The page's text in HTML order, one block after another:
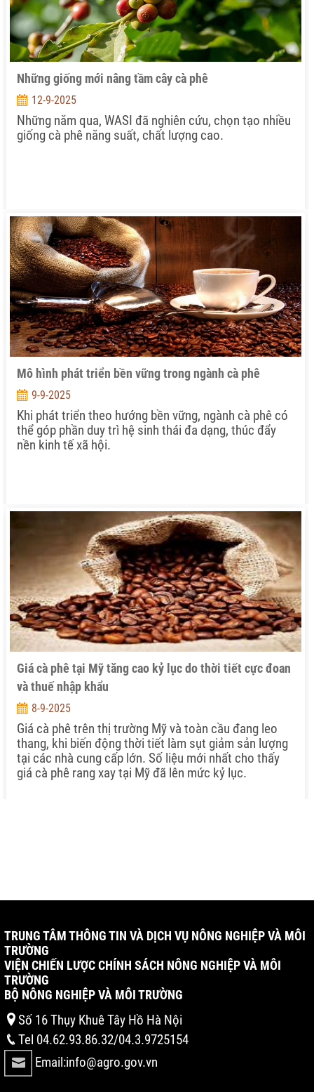
Những giống mới nâng tầm cây cà phê
12-9-2025
Những năm qua, WASI đã nghiên cứu, chọn tạo nhiều
giống cà phê năng suất, chất lượng cao.
Mô hình phát triển bền vững trong ngành cà phê
9-9-2025
Khi phát triển theo hướng bền vững, ngành cà phê có
thể góp phần duy trì hệ sinh thái đa dạng, thúc đẩy
nền kinh tế xã hội.
Giá cà phê tại Mỹ tăng cao kỷ lục do thời tiết cực đoan
và thuế nhập khẩu
8-9-2025
Giá cà phê trên thị trường Mỹ và toàn cầu đang leo
thang, khi biến động thời tiết làm sụt giảm sản lượng
tại các nhà cung cấp lớn. Số liệu mới nhất cho thấy
giá cà phê rang xay tại Mỹ đã lên mức kỷ lục.
TRUNG TÂM THÔNG TIN VÀ DỊCH VỤ NÔNG NGHIỆP VÀ MÔI
TRƯỜNG
VIỆN CHIẾN LƯỢC CHÍNH SÁCH NÔNG NGHIỆP VÀ MÔI
TRƯỜNG
BỘ NÔNG NGHIỆP VÀ MÔI TRƯỜNG
Số 16 Thụy Khuê Tây Hồ Hà Nội
Tel 04.62.93.86.32/04.3.9725154
Email:info@agro.gov.vn